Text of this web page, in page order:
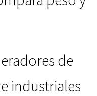
de
industriales